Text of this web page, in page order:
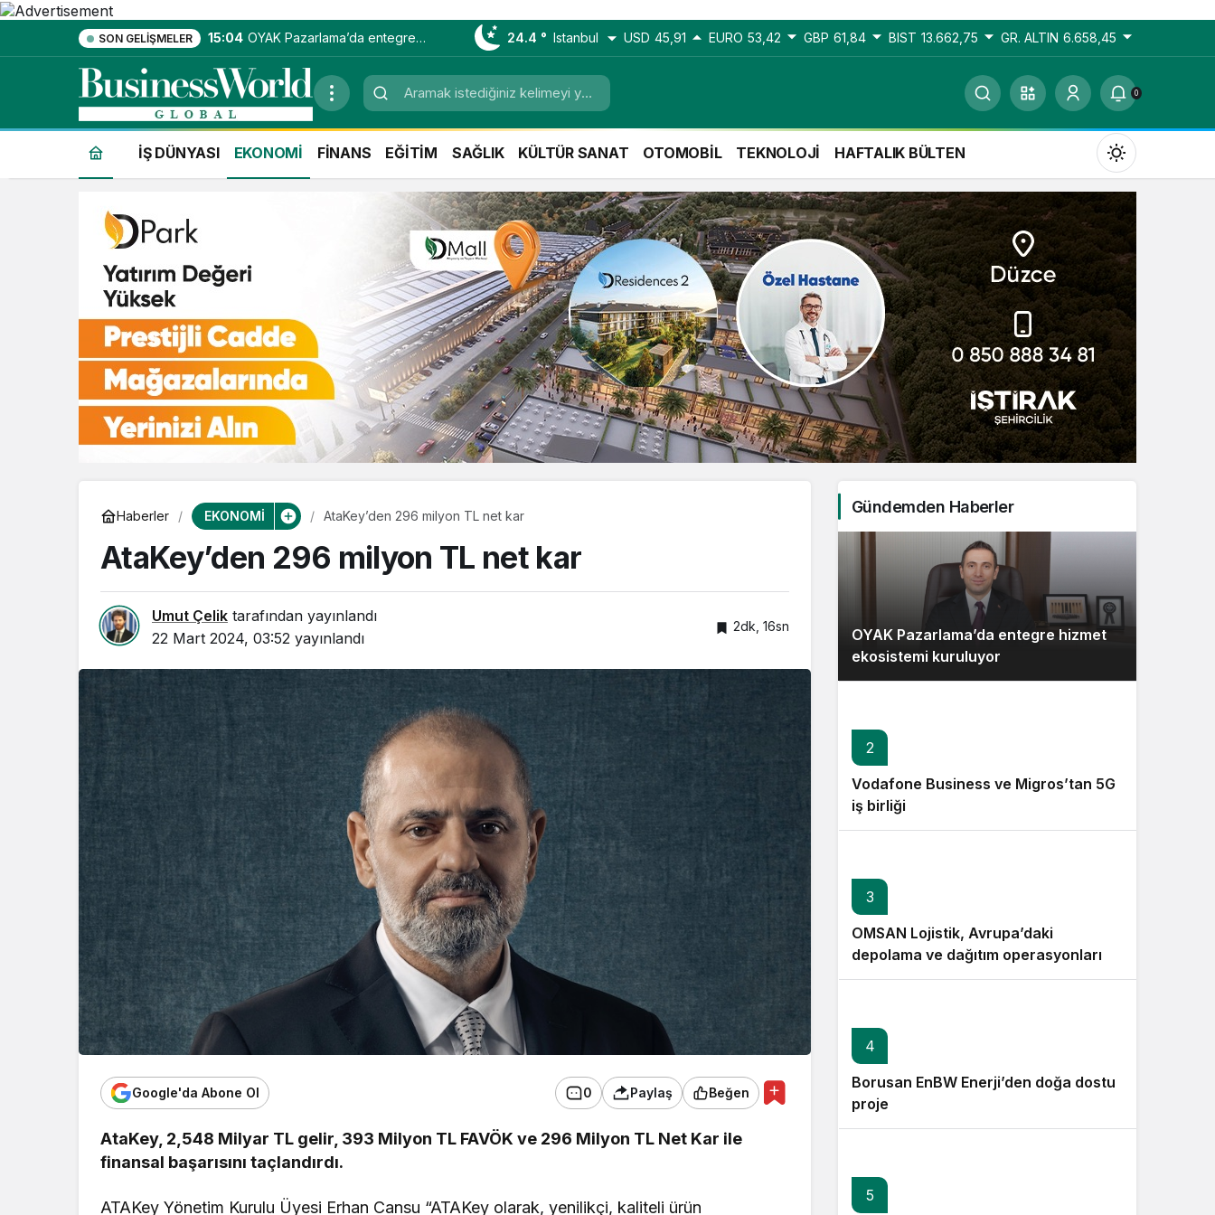
SON GELIŞMELER 15:04 OYAK Pazarlama’da entegre
hizmet ekosistemi kuruluyor
24.4 ° Istanbul USD 45,91 EURO 53,42 GBP 61,84 BIST 13.662,75 GR. ALTIN 6.658,45
0
İŞ DÜNYASI EKONOMİ FİNANS EĞİTİM SAĞLIK KÜLTÜR SANAT OTOMOBİL TEKNOLOJİ HAFTALIK BÜLTEN
Gündüz Modu
Gündüz modunu seçin.
Gece Modu
Gece modunu seçin.
Sistem Modu
Sistem modunu seçin.
Haberler EKONOMİ AtaKey’den 296 milyon TL net kar
AtaKey’den 296 milyon TL net kar
Umut Çelik tarafından yayınlandı
22 Mart 2024, 03:52 yayınlandı
2dk, 16sn
Google'da Abone Ol 0 Paylaş Beğen
AtaKey, 2,548 Milyar TL gelir, 393 Milyon TL FAVÖK ve 296 Milyon TL Net Kar ile
finansal başarısını taçlandırdı.
ATAKey Yönetim Kurulu Üyesi Erhan Cansu “ATAKey olarak, yenilikçi, kaliteli ürün
Gündemden Haberler
OYAK Pazarlama’da entegre hizmet
ekosistemi kuruluyor
2
Vodafone Business ve Migros’tan 5G
iş birliği
3
OMSAN Lojistik, Avrupa’daki
depolama ve dağıtım operasyonlarına
başladı
4
Borusan EnBW Enerji’den doğa dostu
proje
5